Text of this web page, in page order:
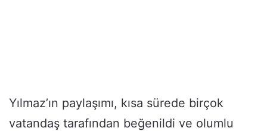
Yılmaz’ın paylaşımı, kısa sürede birçok
vatandaş tarafından beğenildi ve olumlu